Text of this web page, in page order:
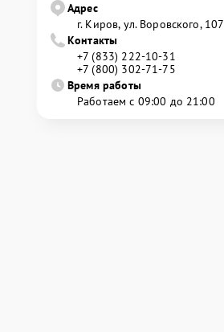
Адрес
г. Киров, ул. Воровского, 107
Контакты
+7 (833) 222-10-31
+7 (800) 302-71-75
Время работы
Работаем с 09:00 до 21:00